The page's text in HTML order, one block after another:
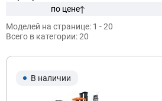
Модель:
по цене
Моделей на странице: 1 - 20
Всего в категории:20
В наличии